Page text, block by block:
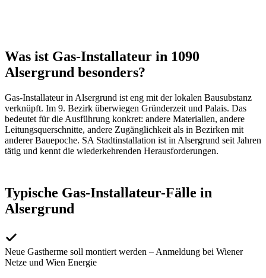
Was ist Gas-Installateur in 1090
Alsergrund besonders?
Gas-Installateurin Alsergrund ist eng mit der lokalen Bausubstanz
verknüpft. Im 9. Bezirk überwiegen Gründerzeit und Palais. Das
bedeutet für die Ausführung konkret: andere Materialien, andere
Leitungsquerschnitte, andere Zugänglichkeit als in Bezirken mit
anderer Bauepoche. SA Stadtinstallation ist in Alsergrund seit Jahren
tätig und kennt die wiederkehrenden Herausforderungen.
Typische Gas-Installateur-Fälle in
Alsergrund
Neue Gastherme soll montiert werden – Anmeldung bei Wiener
Netze und Wien Energie